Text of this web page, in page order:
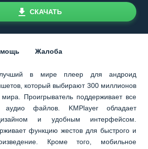
СКАЧАТЬ
Жалоба
в мире плеер для андроид
который выбирают 300 миллионов
Проигрыватель поддерживает все
файлов. KMPlayer обладает
и удобным интерфейсом.
функцию жестов для быстрого и
Кроме того, мобильное